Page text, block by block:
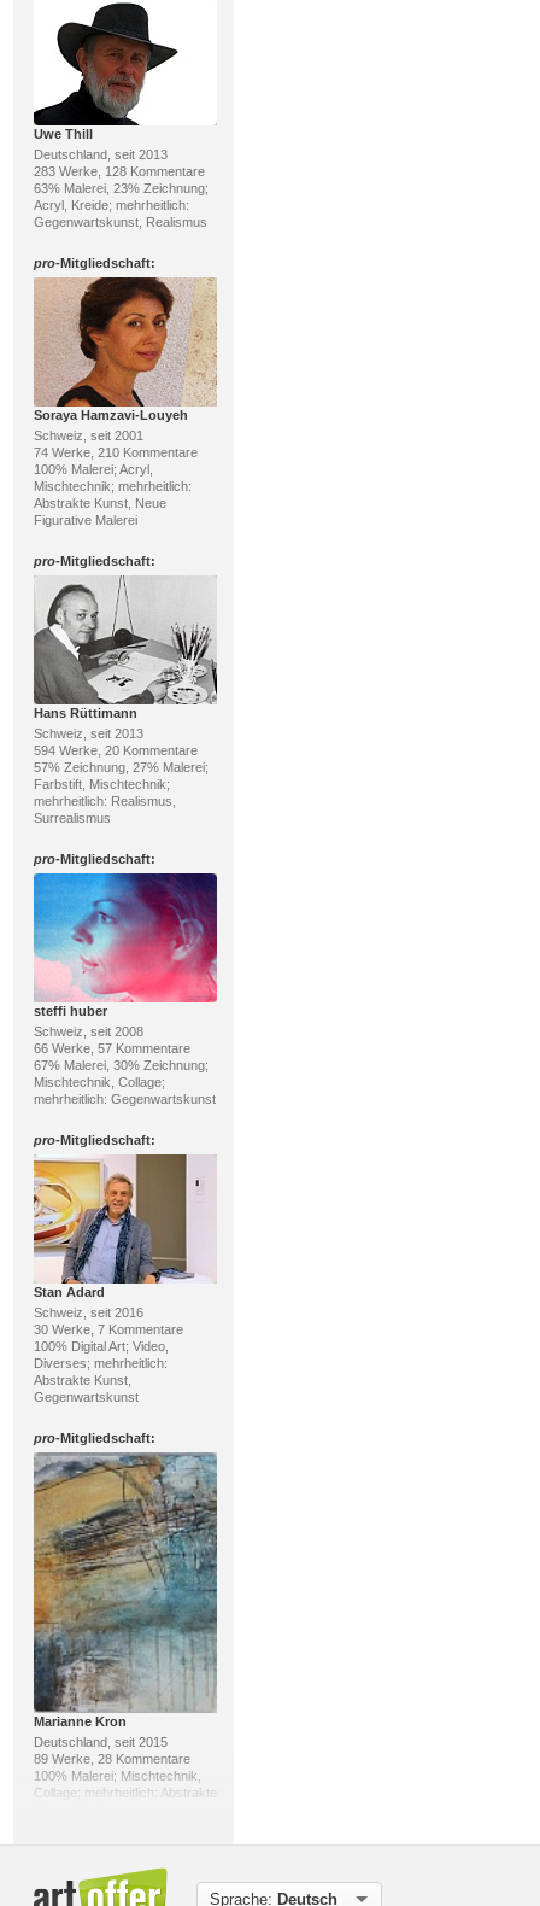
Uwe Thill
Deutschland, seit 2013
283 Werke, 128 Kommentare
63% Malerei, 23% Zeichnung;
Acryl, Kreide; mehrheitlich:
Gegenwartskunst, Realismus
pro-Mitgliedschaft:
Soraya Hamzavi-Louyeh
Schweiz, seit 2001
74 Werke, 210 Kommentare
100% Malerei; Acryl,
Mischtechnik; mehrheitlich:
Abstrakte Kunst, Neue
Figurative Malerei
pro-Mitgliedschaft:
Hans Rüttimann
Schweiz, seit 2013
594 Werke, 20 Kommentare
57% Zeichnung, 27% Malerei;
Farbstift, Mischtechnik;
mehrheitlich: Realismus,
Surrealismus
pro-Mitgliedschaft:
steffi huber
Schweiz, seit 2008
66 Werke, 57 Kommentare
67% Malerei, 30% Zeichnung;
Mischtechnik, Collage;
mehrheitlich: Gegenwartskunst
pro-Mitgliedschaft:
Stan Adard
Schweiz, seit 2016
30 Werke, 7 Kommentare
100% Digital Art; Video,
Diverses; mehrheitlich:
Abstrakte Kunst,
Gegenwartskunst
pro-Mitgliedschaft:
Marianne Kron
Deutschland, seit 2015
89 Werke, 28 Kommentare
100% Malerei; Mischtechnik,
Collage; mehrheitlich: Abstrakte
Sprache: Deutsch